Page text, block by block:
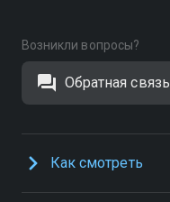
Возникли вопросы?
Обратная связь
Как смотреть